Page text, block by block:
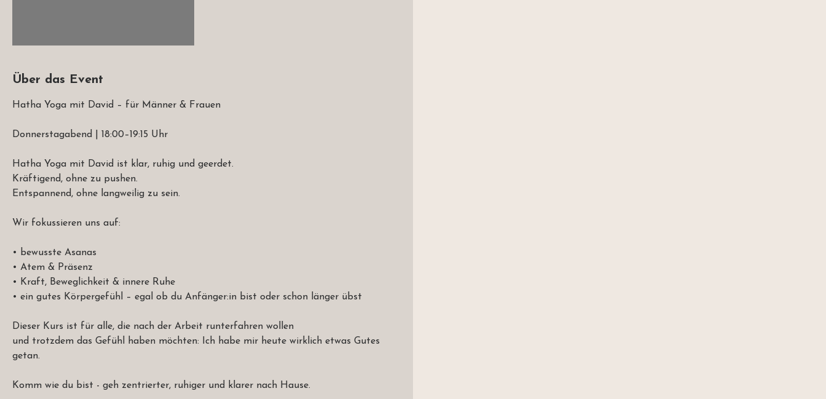
Über das Event
Hatha Yoga mit David – für Männer & Frauen
Donnerstagabend | 18:00–19:15 Uhr
Hatha Yoga mit David ist klar, ruhig und geerdet.
Kräftigend, ohne zu pushen.
Entspannend, ohne langweilig zu sein.
Wir fokussieren uns auf:
• bewusste Asanas
• Atem & Präsenz
• Kraft, Beweglichkeit & innere Ruhe
• ein gutes Körpergefühl – egal ob du Anfänger:in bist oder schon länger übst
Dieser Kurs ist für alle, die nach der Arbeit runterfahren wollen
und trotzdem das Gefühl haben möchten: Ich habe mir heute wirklich etwas Gutes
getan.
Komm wie du bist - geh zentrierter, ruhiger und klarer nach Hause.